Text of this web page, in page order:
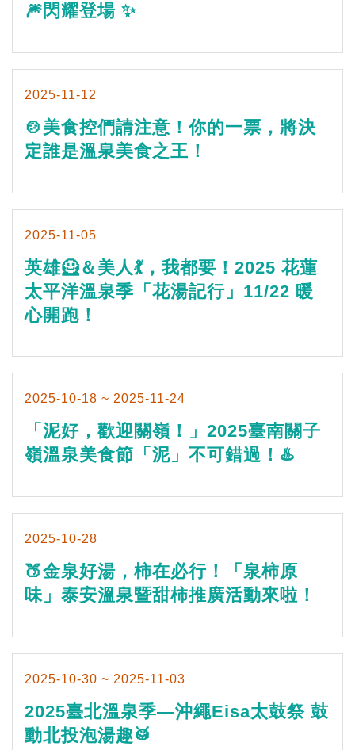
🎆閃耀登場 ✨
2025-11-12
🍲美食控們請注意！你的一票，將決
定誰是溫泉美食之王！
2025-11-05
英雄🦸＆美人💃，我都要！2025 花蓮
太平洋溫泉季「花湯記行」11/22 暖
心開跑！
2025-10-18 ~ 2025-11-24
「泥好，歡迎關嶺！」2025臺南關子
嶺溫泉美食節「泥」不可錯過！♨️
2025-10-28
🍑金泉好湯，柿在必行！「泉柿原
味」泰安溫泉暨甜柿推廣活動來啦！
2025-10-30 ~ 2025-11-03
2025臺北溫泉季—沖繩Eisa太鼓祭 鼓
動北投泡湯趣🥁